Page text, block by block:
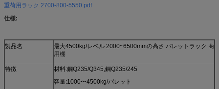
重荷用ラック 2700-800-5550.pdf
仕様:
製品名
最大4500kg/レベル 2000~6500mmの高さ パレットラック 商
用棚
特徴
材料:鋼Q235/Q345,鋼Q235/245
容量:1000〜4500kg/パレット